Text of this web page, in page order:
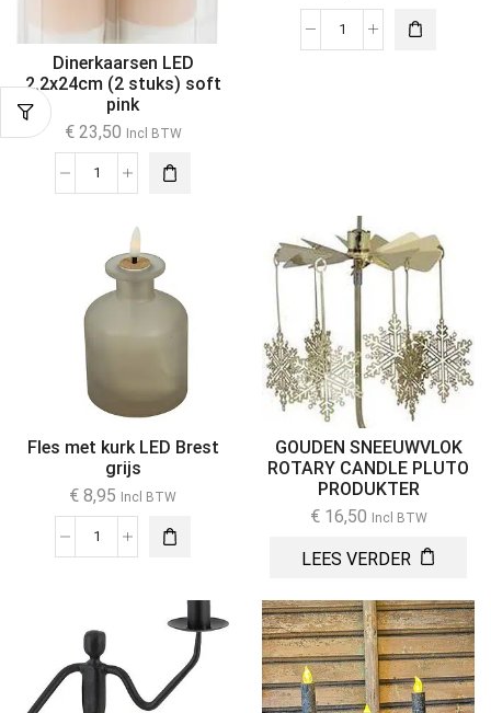
Dinerkaarsen LED
2.2x24cm (2 stuks) soft
pink
€23,50 Incl BTW
Fles met kurk LED Brest
grijs
€ 8,95 Incl BTW
GOUDEN SNEEUWVLOK
ROTARY CANDLE PLUTO
PRODUKTER
€16,50 Incl BTW
LEES VERDER